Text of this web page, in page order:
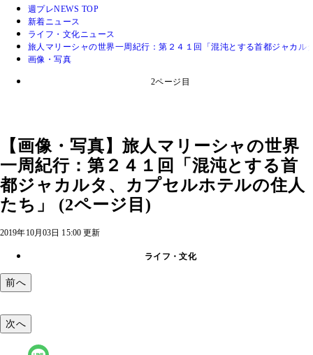
週プレNEWS TOP
新着ニュース
ライフ・文化ニュース
旅人マリーシャの世界一周紀行：第２４１回「混沌とする首都ジャカル
画像・写真
2ページ目
【画像・写真】旅人マリーシャの世界
一周紀行：第２４１回「混沌とする首
都ジャカルタ、カプセルホテルの住人
たち」 (2ページ目)
2019年10月03日 15:00 更新
ライフ・文化
前へ
次へ